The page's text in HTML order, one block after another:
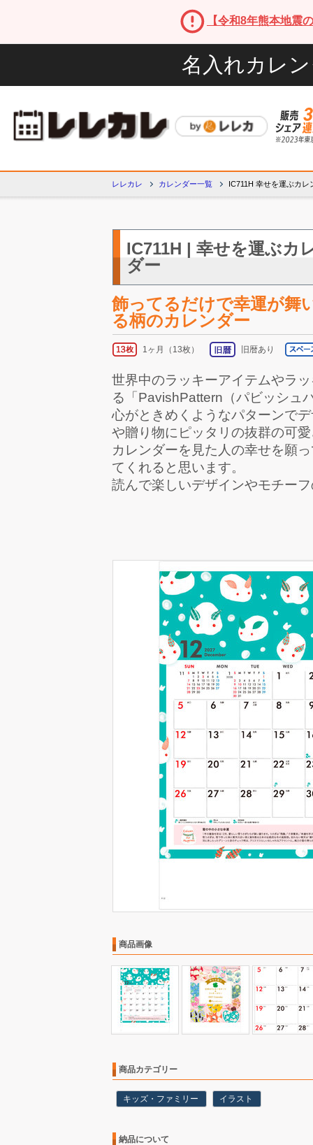
【令和8年熊本地震
名入れカレ
レレカレ カレンダー一覧 IC711H 幸せを運ぶカ
IC711H | 幸せを運ぶカ
ダー
飾ってるだけで幸運が舞
る柄のカレンダー
1ヶ月（13枚） 旧暦あり
世界中のラッキーアイテムやラ
る「PavishPattern（パビッシュ
心がときめくようなパターンで
や贈り物にピッタリの抜群の可
カレンダーを見た人の幸せを願
てくれると思います。
読んで楽しいデザインやモチー
商品画像
商品カテゴリー
キッズ・ファミリー イラスト
納品について